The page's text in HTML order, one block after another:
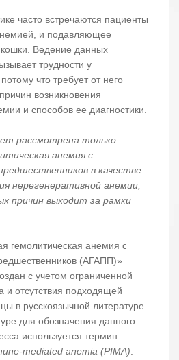
часто встречаются пациенты
и подавляющее
Ведение данных
трудности у
что требует от него
возникновения
и способов ее диагностики.
рассмотрена только
анемия с
в качестве
нерегенеративной анемии,
причин выходит за рамки
гемолитическая анемия с
(АГАПП)»
с учетом ограниченной
и отсутствия подходящей
в русскоязычной литературе.
для обозначения данного
используется термин
mediated anemia (PIMA).